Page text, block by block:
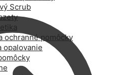
Scrub
ochranné pomôcky
opalovanie